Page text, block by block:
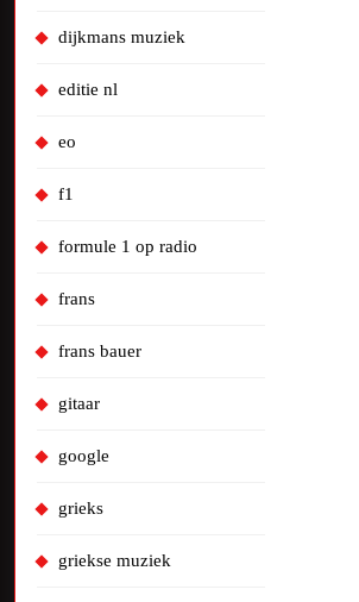
dijkmans muziek
editie nl
eo
f1
formule 1 op radio
frans
frans bauer
gitaar
google
grieks
griekse muziek